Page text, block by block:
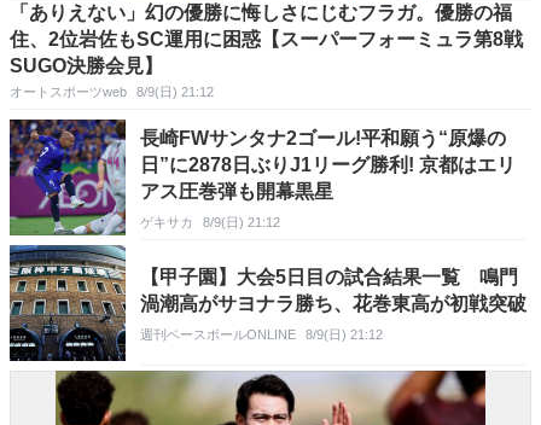
「ありえない」幻の優勝に悔しさにじむフラガ。優勝の福
住、2位岩佐もSC運用に困惑【スーパーフォーミュラ第8戦
SUGO決勝会見】
オートスポーツweb 8/9(日) 21:12
長崎FWサンタナ2ゴール!平和願う“原爆の
日”に2878日ぶりJ1リーグ勝利! 京都はエリ
アス圧巻弾も開幕黒星
ゲキサカ 8/9(日) 21:12
【甲子園】大会5日目の試合結果一覧 鳴門
渦潮高がサヨナラ勝ち、花巻東高が初戦突破
週刊ベースボールONLINE 8/9(日) 21:12